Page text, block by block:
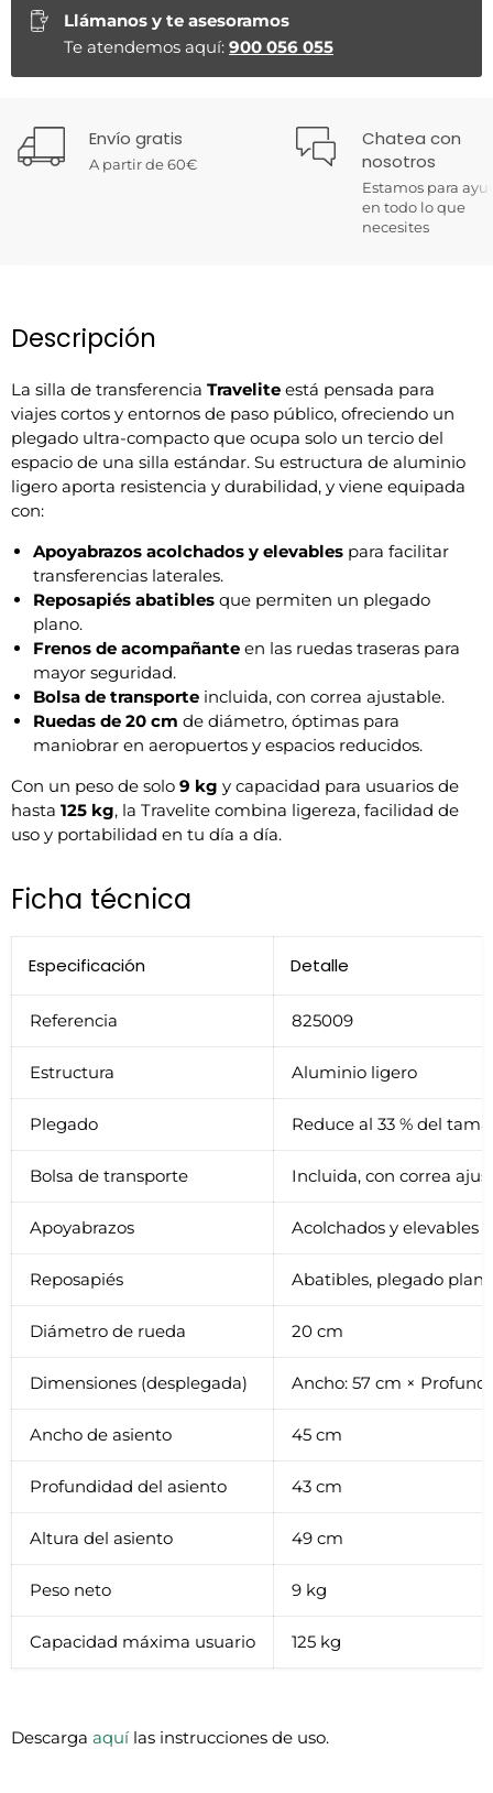
Llámanos y te asesoramos
Te atendemos aquí: 900 056 055
Envío gratis
A partir de 60€
Chatea con
nosotros
Estamos para
en todo lo que
necesites
Descripción
La silla de transferencia Travelite está pensada para
viajes cortos y entornos de paso público, ofreciendo un
plegado ultra-compacto que ocupa solo un tercio del
espacio de una silla estándar. Su estructura de aluminio
ligero aporta resistencia y durabilidad, y viene equipada
con:
Apoyabrazos acolchados y elevables para facilitar
transferencias laterales.
Reposapiés abatibles que permiten un plegado
plano.
Frenos de acompañante en las ruedas traseras para
mayor seguridad.
Bolsa de transporte incluida, con correa ajustable.
Ruedas de 20 cm de diámetro, óptimas para
maniobrar en aeropuertos y espacios reducidos.
Con un peso de solo 9 kg y capacidad para usuarios de
hasta 125 kg, la Travelite combina ligereza, facilidad de
uso y portabilidad en tu día a día.
Ficha técnica
Especificación Detalle
Referencia 825009
Estructura Aluminio ligero
Plegado Reduce al 33 % del
Bolsa de transporte Incluida, con correa
Apoyabrazos Acolchados y elevables
Reposapiés Abatibles, plegado plano
Diámetro de rueda 20 cm
Dimensiones (desplegada) Ancho: 57 cm ×
Ancho de asiento 45 cm
Profundidad del asiento 43 cm
Altura del asiento 49 cm
Peso neto 9 kg
Capacidad máxima usuario 125 kg
Descarga aquílas instrucciones de uso.